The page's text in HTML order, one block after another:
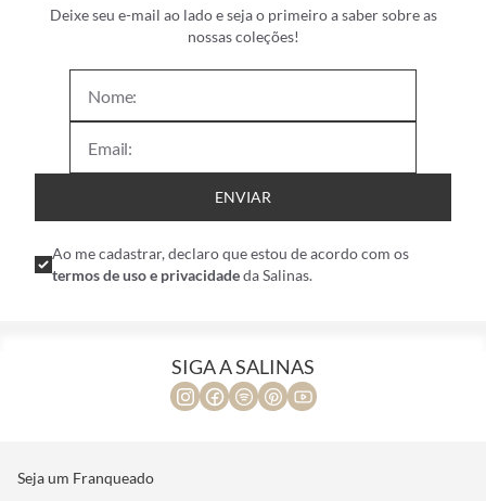
Deixe seu e-mail ao lado e seja o primeiro a saber sobre as
nossas coleções!
ENVIAR
Ao me cadastrar, declaro que estou de acordo com os
termos de uso e privacidadeda Salinas.
SIGA A SALINAS
Seja um Franqueado